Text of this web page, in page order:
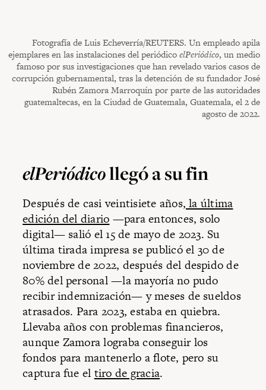
Fotografía de Luis Echeverría/REUTERS. Un empleado apila
ejemplares en las instalaciones del periódicoelPeriódico, un medio
famoso por sus investigaciones que han revelado varios casos de
corrupción gubernamental, tras la detención de su fundador José
Rubén Zamora Marroquín por parte de las autoridades
guatemaltecas, en la Ciudad de Guatemala, Guatemala, el 2 de
agosto de 2022.
elPeriódicollegó a su fin
Después de casi veintisiete años, la última
edición del diario —para entonces, solo
digital— salió el 15 de mayo de 2023. Su
última tirada impresa se publicó el 30 de
noviembre de 2022, después del despido de
80% del personal —la mayoría no pudo
recibir indemnización— y meses de sueldos
atrasados. Para 2023, estaba en quiebra.
Llevaba años con problemas financieros,
aunque Zamora lograba conseguir los
fondos para mantenerlo a flote, pero su
captura fue el tiro de gracia.